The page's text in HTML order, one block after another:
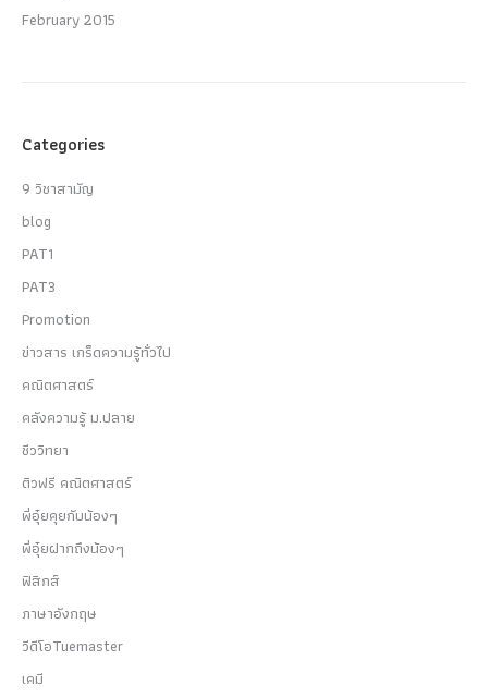
February 2015
Categories
9 วิชาสามัญ
blog
PAT1
PAT3
Promotion
ข่าวสาร เกร็ดความรู้ทั่วไป
คณิตศาสตร์
คลังความรู้ ม.ปลาย
ชีววิทยา
ติวฟรี คณิตศาสตร์
พี่อุ๋ยคุยกับน้องๆ
พี่อุ๋ยฝากถึงน้องๆ
ฟิสิกส์
ภาษาอังกฤษ
วีดีโอTuemaster
เคมี